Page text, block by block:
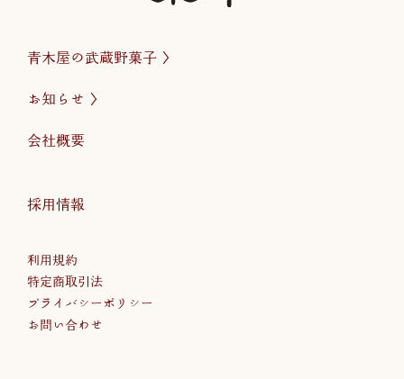
青木屋の武蔵野菓子
お知らせ
会社概要
採用情報
利用規約
特定商取引法
プライバシーポリシー
お問い合わせ